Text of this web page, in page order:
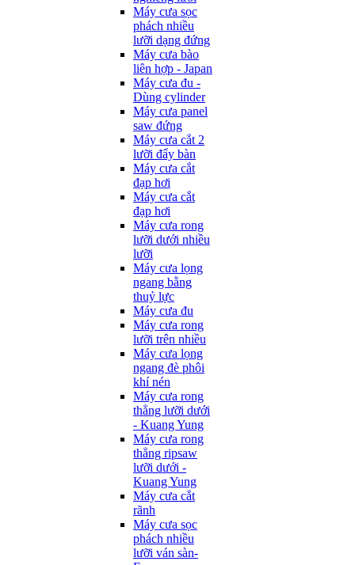
Máy cưa sọc
phách nhiều
lưỡi dạng đứng
Máy cưa bào
liên hợp - Japan
Máy cưa đu -
Dùng cylinder
Máy cưa panel
saw đứng
Máy cưa cắt 2
lưỡi đẩy bàn
Máy cưa cắt
đạp hơi
Máy cưa cắt
đạp hơi
Máy cưa rong
lưỡi dưới nhiều
lưỡi
Máy cưa lọng
ngang bằng
thuỷ lực
Máy cưa đu
Máy cưa rong
lưỡi trên nhiều
Máy cưa lọng
ngang đè phôi
khí nén
Máy cưa rong
thẳng lưỡi dưới
- Kuang Yung
Máy cưa rong
thẳng ripsaw
lưỡi dưới -
Kuang Yung
Máy cưa cắt
rãnh
Máy cưa sọc
phách nhiều
lưỡi ván sàn-